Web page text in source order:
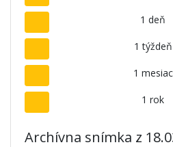
1 deň
1 týždeň
1 mesiac
1 rok
Archívna snímka z